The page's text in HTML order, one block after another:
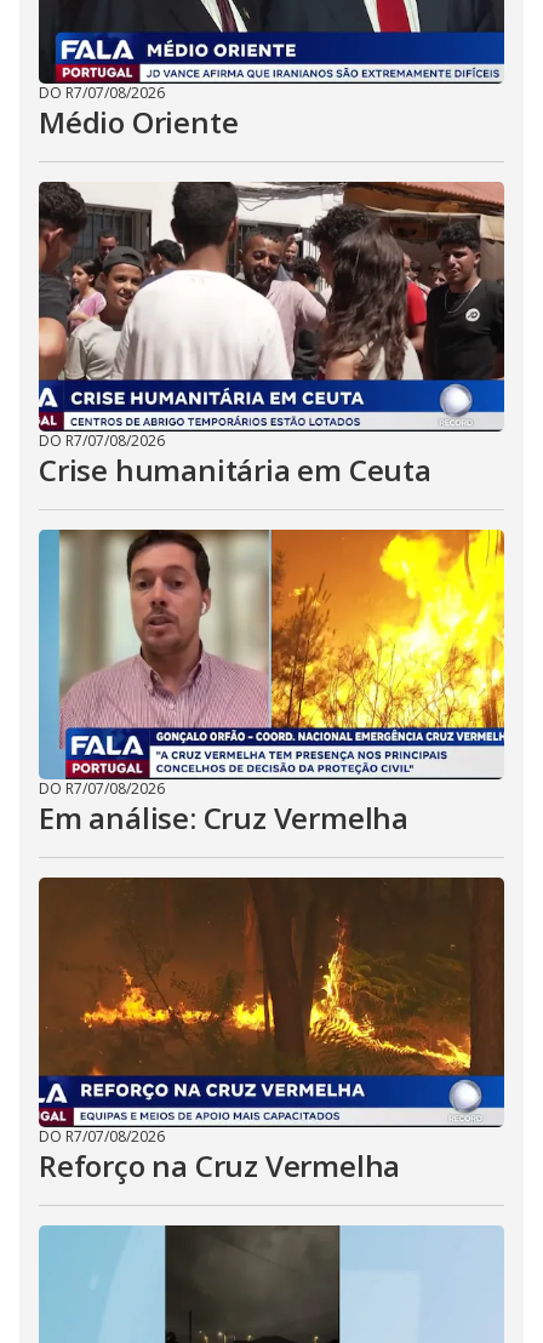
DO R7/07/08/2026
Médio Oriente
DO R7/07/08/2026
Crise humanitária em Ceuta
DO R7/07/08/2026
Em análise: Cruz Vermelha
DO R7/07/08/2026
Reforço na Cruz Vermelha